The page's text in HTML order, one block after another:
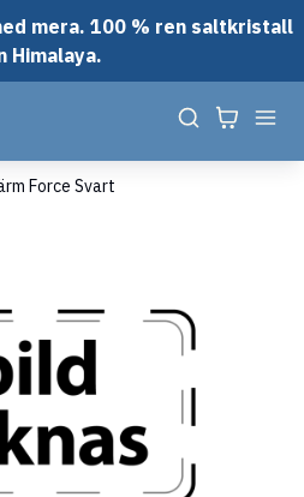
mera. 100 % ren saltkristall
Himalaya.
Force Svart